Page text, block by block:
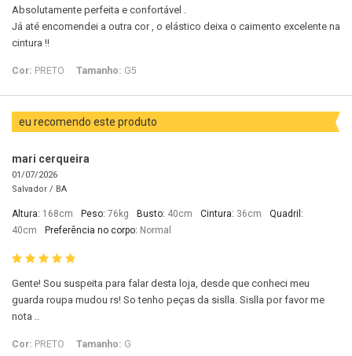
Absolutamente perfeita e confortável .
Já até encomendei a outra cor , o elástico deixa o caimento excelente na
cintura !!
Cor: PRETO Tamanho: G5
eu recomendo este produto
mari cerqueira
01/07/2026
Salvador / BA
Altura: 168cm Peso: 76kg Busto: 40cm Cintura: 36cm
Quadril:
40cm
Preferência no corpo: Normal
Gente! Sou suspeita para falar desta loja, desde que conheci meu
guarda roupa mudou rs! So tenho peças da sislla. Sislla por favor me
nota ..
Cor: PRETO Tamanho: G